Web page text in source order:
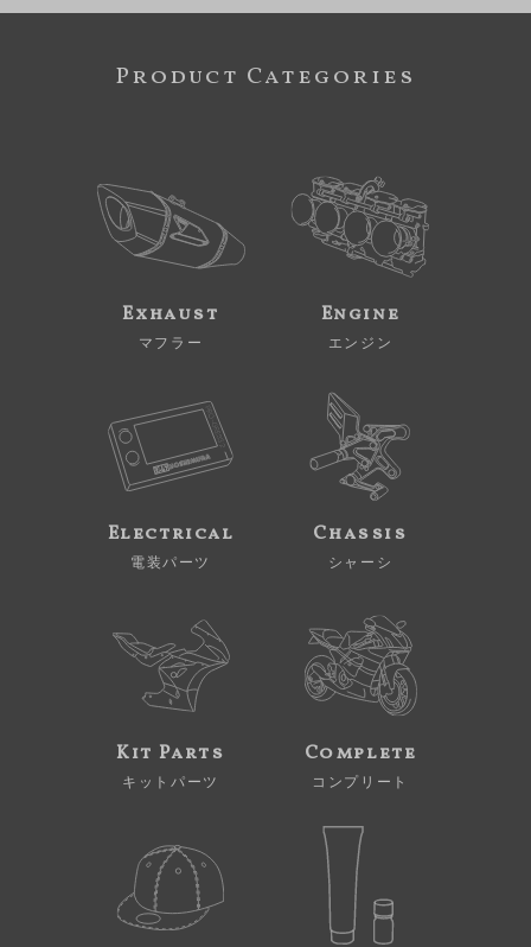
Product Categories
Exhaust
マフラー
Engine
エンジン
Electrical
電装パーツ
Chassis
シャーシ
Kit Parts
キットパーツ
Complete
コンプリート